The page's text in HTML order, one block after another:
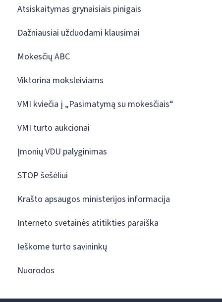
Atsiskaitymas grynaisiais pinigais
Dažniausiai užduodami klausimai
Mokesčių ABC
Viktorina moksleiviams
VMI kviečia į „Pasimatymą su mokesčiais“
VMI turto aukcionai
Įmonių VDU palyginimas
STOP šešėliui
Krašto apsaugos ministerijos informacija
Interneto svetainės atitikties paraiška
Ieškome turto savininkų
Nuorodos